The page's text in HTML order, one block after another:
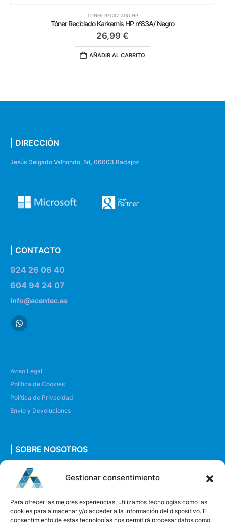
Gestionar consentimiento
Para ofrecer las mejores experiencias, utilizamos tecnologías como las
cookies para almacenar y/o acceder a la información del dispositivo. El
consentimiento de estas tecnologías nos permitirá procesar datos como
TÓNER RECICLADO HP
Tóner Reciclado Karkemis HP nº83A/ Negro
26,99 €
AÑADIR AL CARRITO
| DIRECCIÓN
Jesús Delgado Valhondo, 5d, 06003 Badajoz
| CONTACTO
924 26 06 40
604 94 24 07
info@acentec.es
Aviso Legal
Política de Cookies
Política de Privacidad
Envío y Devoluciones
| SOBRE NOSOTROS
Quiénes somos
Envíanos un mensaje